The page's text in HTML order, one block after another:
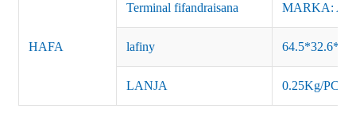
HAFA
Terminal fifandraisana MARKA:
lafiny
LANJA 0.25Kg/PCS